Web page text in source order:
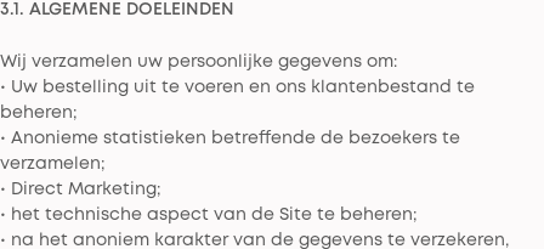
3.1. ALGEMENE DOELEINDEN
Wij verzamelen uw persoonlijke gegevens om:
• Uw bestelling uit te voeren en ons klantenbestand te
beheren;
• Anonieme statistieken betreffende de bezoekers te
verzamelen;
• Direct Marketing;
• het technische aspect van de Site te beheren;
• na het anoniem karakter van de gegevens te verzekeren,